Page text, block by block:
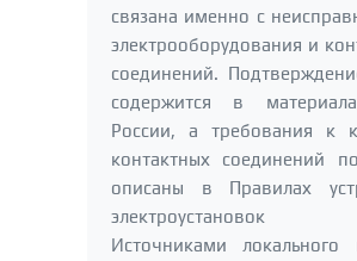
связана именно с
электрооборудования и
соединений.
содержится в
России, а требования к
контактных соединений
описаны в Правилах
электроустановок
Источниками локального